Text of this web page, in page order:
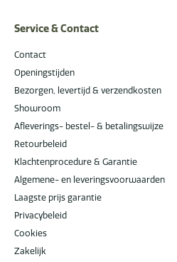
Service & Contact
Contact
Openingstijden
Bezorgen, levertijd & verzendkosten
Showroom
Afleverings- bestel- & betalingswijze
Retourbeleid
Klachtenprocedure & Garantie
Algemene- en leveringsvoorwaarden
Laagste prijs garantie
Privacybeleid
Cookies
Zakelijk